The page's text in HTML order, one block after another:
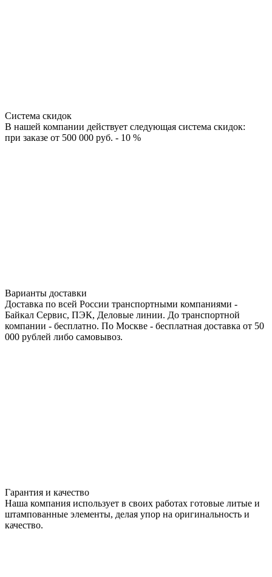
Система скидок
В нашей компании действует следующая система скидок:
при заказе от 500 000 руб. - 10 %
Варианты доставки
Доставка по всей России транспортными компаниями -
Байкал Сервис, ПЭК, Деловые линии. До транспортной
компании - бесплатно. По Москве - бесплатная доставка от 50
000 рублей либо самовывоз.
Гарантия и качество
Наша компания использует в своих работах готовые литые и
штампованные элементы, делая упор на оригинальность и
качество.